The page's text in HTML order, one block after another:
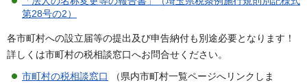
第28号の2）
各市町村への設立届等の提出及び申告納付も別途必要となります！
詳しくは市町村の税相談窓口へお問合せください。
市町村の税相談窓口
（県内市町村一覧ページへリンクしま